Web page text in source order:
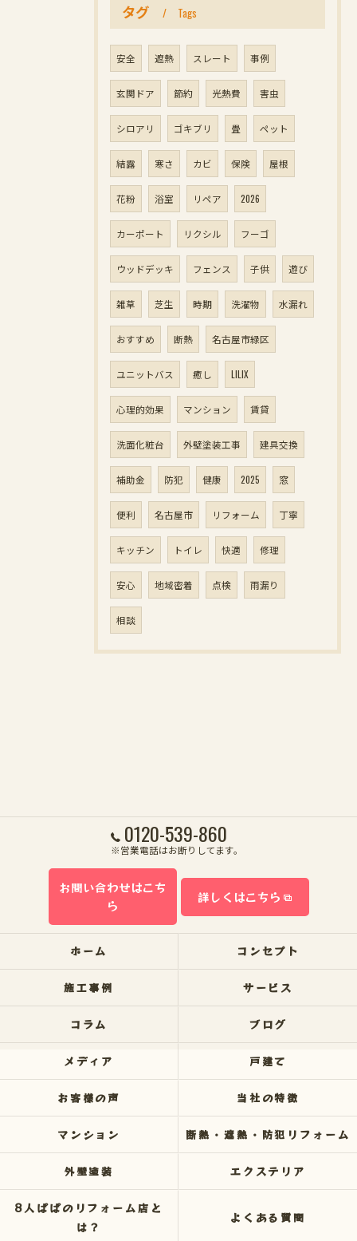
タグ Tags
安全 遮熱 スレート 事例
玄関ドア 節約 光熱費 害虫
シロアリ ゴキブリ 畳 ペット
結露 寒さ カビ 保険 屋根
花粉 浴室 リペア 2026
カーポート リクシル フーゴ
ウッドデッキ フェンス 子供 遊び
雑草 芝生 時期 洗濯物 水漏れ
おすすめ 断熱 名古屋市緑区
ユニットバス 癒し LILIX
心理的効果 マンション 賃貸
洗面化粧台 外壁塗装工事 建具交換
補助金 防犯 健康 2025 窓
便利 名古屋市 リフォーム 丁寧
キッチン トイレ 快適 修理
安心 地域密着 点検 雨漏り
相談
0120-539-860
※営業電話はお断りしてます。
お問い合わせはこち
ら
詳しくはこちら
ホーム コンセプト
施工事例 サービス
コラム ブログ
メディア 戸建て
お客様の声 当社の特徴
マンション 断熱・遮熱・防犯リフォーム
外壁塗装 エクステリア
8人ぱぱのリフォーム店と
は？
よくある質問